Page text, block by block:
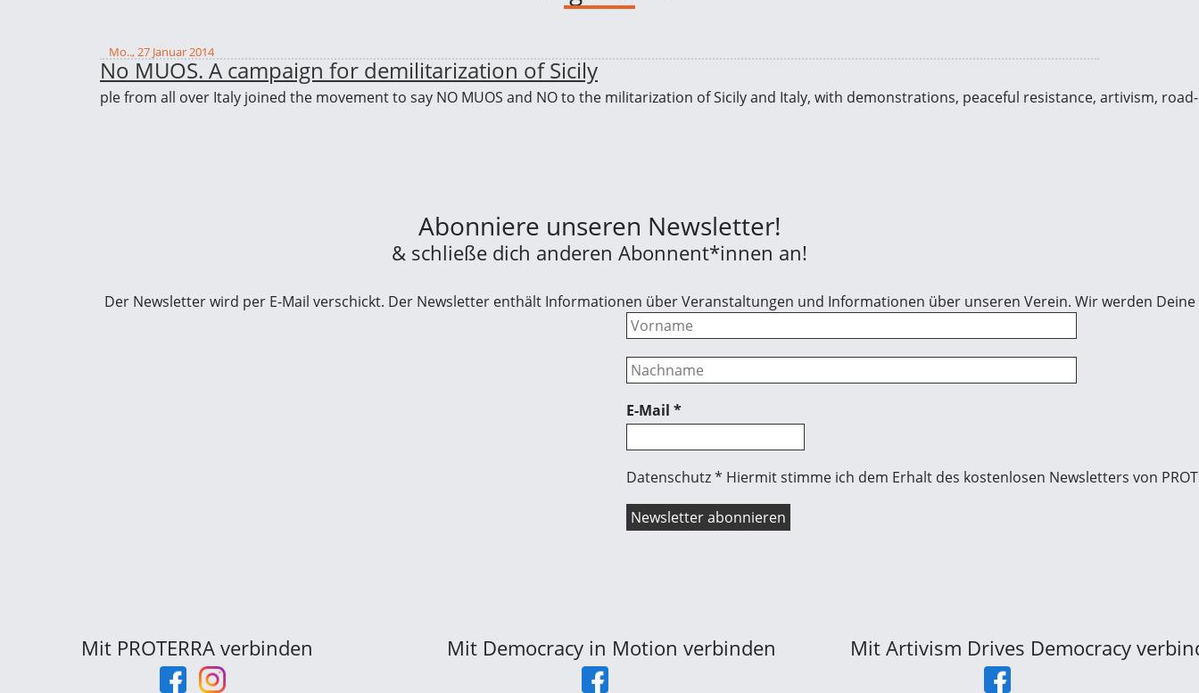
Mo.., 27 Januar 2014
No MUOS. A campaign for demilitarization of Sicily
ple from all over Italy joined the movement to say NO MUOS and NO to the militarization of Sicily and Italy, with demonstrations, peaceful resistance, artivism,
Abonniere unseren Newsletter!
& schließe dich anderen Abonnent*innen an!
Der Newsletter wird per E-Mail verschickt. Der Newsletter enthält Informationen über Veranstaltungen und Informationen über unseren Verein. Wir werden
E-Mail *
Datenschutz * Hiermit stimme ich dem Erhalt des kostenlosen Newsletters von
Mit PROTERRA verbinden Mit Democracy in Motion verbinden Mit Artivism Drives Democracy